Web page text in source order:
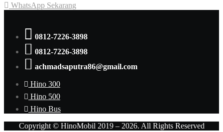
WhatsApp Sekarang
0812-7226-3898
0812-7226-3898
achmadsaputra86@gmail.com
Hino 300
Hino 500
Hino Bus
Copyright © HinoMobil 2019 – 2026. All Rights Reserved